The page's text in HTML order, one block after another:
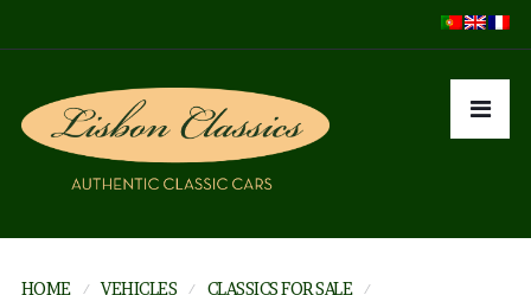
HOME VEHICLES
CLASSICS FOR SALE